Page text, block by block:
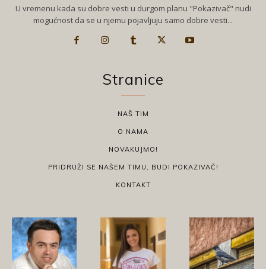
U vremenu kada su dobre vesti u durgom planu "Pokazivač" nudi
mogućnost da se u njemu pojavljuju samo dobre vesti...
Stranice
NAŠ TIM
O NAMA
NOVAKUJMO!
PRIDRUŽI SE NAŠEM TIMU, BUDI POKAZIVAČ!
KONTAKT